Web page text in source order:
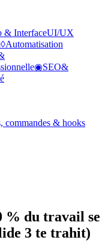
& InterfaceUI/UX
◊Automatisation
◉SEO&
commandes & hooks
% du travail se
3 te trahit)